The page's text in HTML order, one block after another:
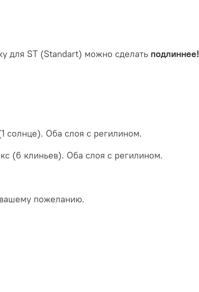
для ST (Standart) можно сделать подлиннее!
солнце). Оба слоя с регилином.
(6 клиньев). Оба слоя с регилином.
пожеланию.